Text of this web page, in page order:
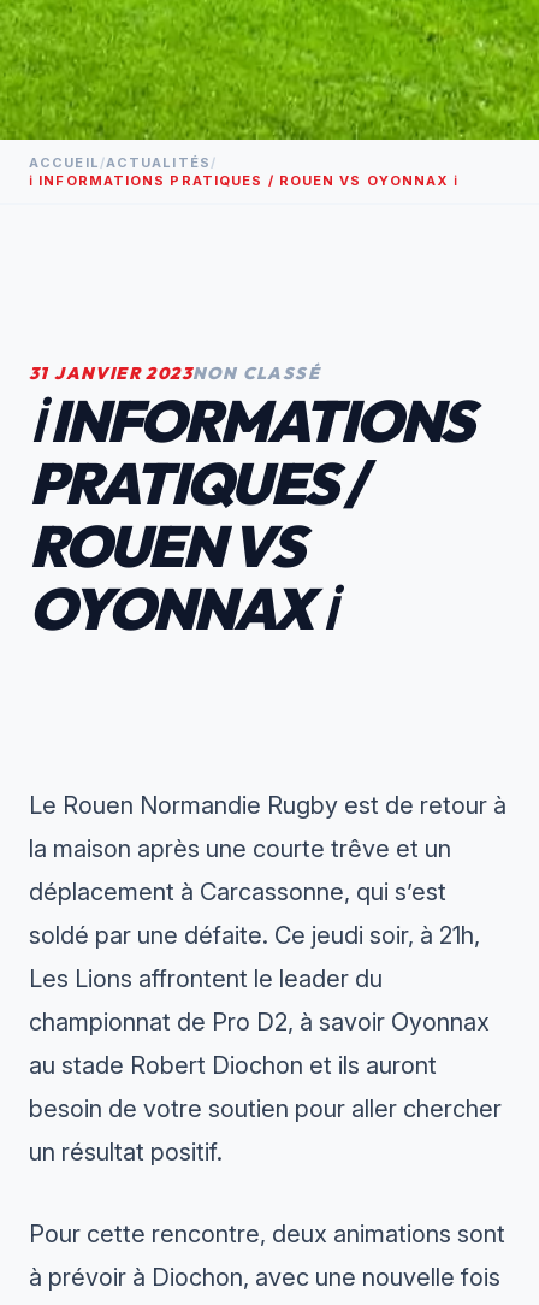
ACCUEIL /ACTUALITÉS /
ℹ️ INFORMATIONS PRATIQUES / ROUEN VS OYONNAX ℹ️
31 JANVIER 2023NON CLASSÉ
ℹ️ INFORMATIONS
PRATIQUES /
ROUEN VS
OYONNAX ℹ️
Le Rouen Normandie Rugby est de retour à
la maison après une courte trêve et un
déplacement à Carcassonne, qui s’est
soldé par une défaite. Ce jeudi soir, à 21h,
Les Lions affrontent le leader du
championnat de Pro D2, à savoir Oyonnax
au stade Robert Diochon et ils auront
besoin de votre soutien pour aller chercher
un résultat positif.
Pour cette rencontre, deux animations sont
à prévoir à Diochon, avec une nouvelle fois